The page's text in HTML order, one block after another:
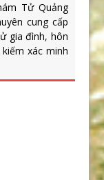
Tử Quảng
cung cấp
gia đình, hôn
xác minh